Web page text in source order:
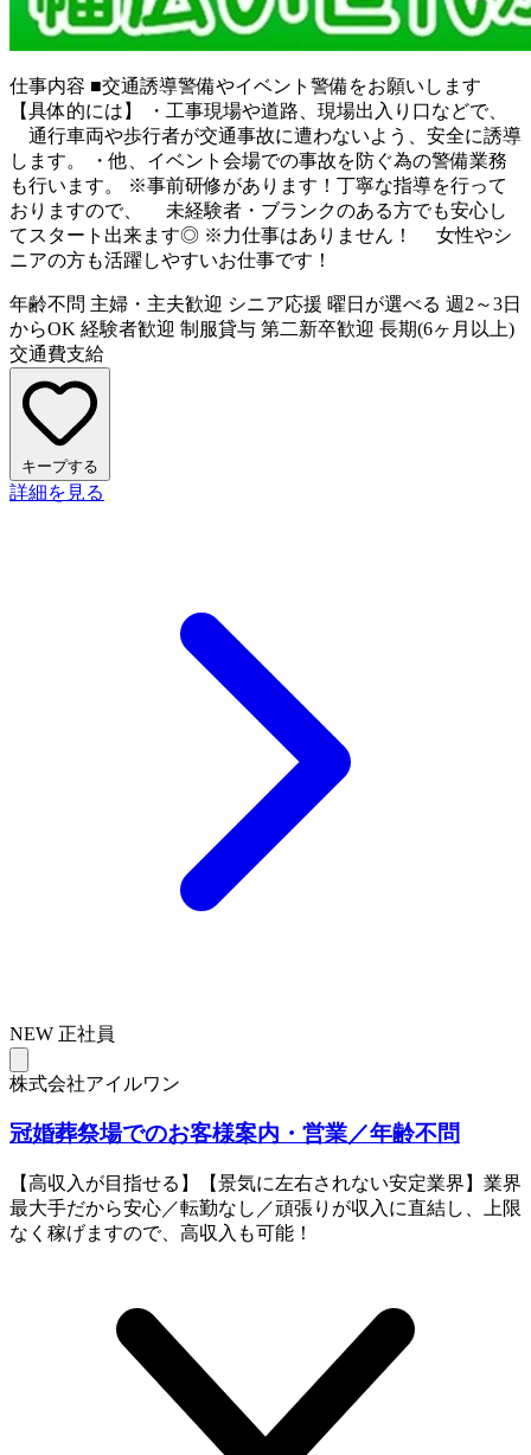
仕事内容 ■交通誘導警備やイベント警備をお願いします
【具体的には】 ・工事現場や道路、現場出入り口などで、
通行車両や歩行者が交通事故に遭わないよう、安全に誘導
します。 ・他、イベント会場での事故を防ぐ為の警備業務
も行います。 ※事前研修があります！丁寧な指導を行って
おりますので、 未経験者・ブランクのある方でも安心し
てスタート出来ます◎ ※力仕事はありません！ 女性やシ
ニアの方も活躍しやすいお仕事です！
年齢不問 主婦・主夫歓迎 シニア応援 曜日が選べる 週2～3日
からOK 経験者歓迎 制服貸与 第二新卒歓迎 長期(6ヶ月以上)
交通費支給
キープする
詳細を見る
NEW 正社員
株式会社アイルワン
冠婚葬祭場でのお客様案内・営業／年齢不問
【高収入が目指せる】【景気に左右されない安定業界】業界
最大手だから安心／転勤なし／頑張りが収入に直結し、上限
なく稼げますので、高収入も可能！